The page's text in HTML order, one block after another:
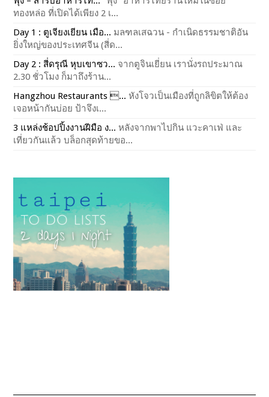
ทองหล่อ ที่เปิดได้เพียง 2 เ...
Day 1 : ตูเจียงเยียน เมือ... มลฑลเสฉวน - กำเนิดธรรมชาติอัน
ยิ่งใหญ่ของประเทศจีน (สี่ด...
Day 2 : สี่ดรุณี หุบเขาซว... จากตูจินเยี่ยน เรานั่งรถประมาณ
2.30 ชั่วโมง ก็มาถึงร้าน...
Hangzhou Restaurants ... หังโจวเป็นเมืองที่ถูกลิขิตให้ต้อง
เจอหน้ากันบ่อย ป้าจึงเ...
3 แหล่งช้อปปิ้งงานฝีมือ ง... หลังจากพาไปกิน แวะคาเฟ่ และ
เที่ยวกันแล้ว บล็อกสุดท้ายขอ...